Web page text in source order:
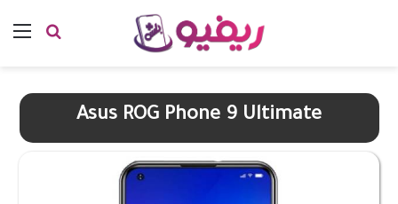
بحث
Asus ROG Phone 9 Ultimate